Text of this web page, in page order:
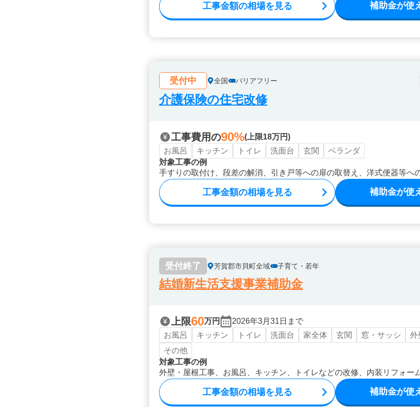
工事金額の相場を見る 補助金が使
受付中 全国 バリアフリー
介護保険の住宅改修
工事費用の90%(上限18万円)
お風呂
キッチン トイレ 洗面台 玄関
ベランダ
対象工事の例
手すりの取付け、段差の解消、引き戸等への扉の取替え、洋式便器等へ
工事金額の相場を見る 補助金が使
受付終了 芳賀郡市貝町全域 子育て・若年
結婚新生活支援事業補助金
上限60万円
2026年3月31日まで
お風呂
キッチン トイレ 洗面台 家全体 玄関 窓・サッシ 外
その他
対象工事の例
外壁・屋根工事、お風呂、キッチン、トイレなどの改修、内装リフォー
工事金額の相場を見る 補助金が使